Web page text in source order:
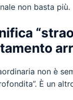
non basta più.
non è
È un